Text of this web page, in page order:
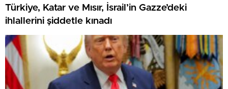
Türkiye, Katar ve Mısır, İsrail’in Gazze’deki
ihlallerini şiddetle kınadı